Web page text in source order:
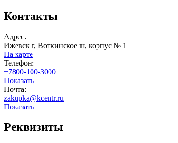
Контакты
Адрес:
Ижевск г, Воткинское ш, корпус № 1
На карте
Телефон:
+7800-100-3000
Показать
Почта:
zakupka@kcentr.ru
Показать
Реквизиты